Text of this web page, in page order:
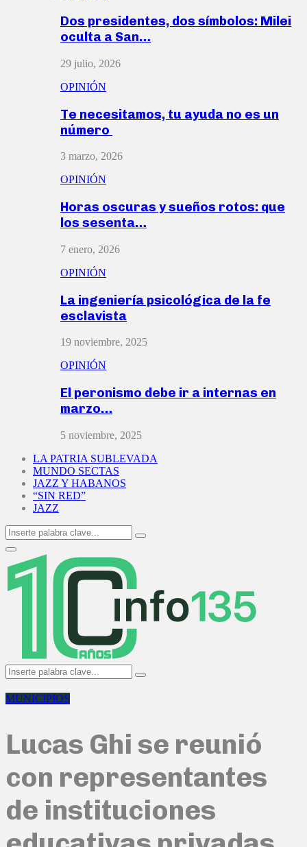
Dos presidentes, dos símbolos: Milei
oculta a San…
29 julio, 2026
OPINIÓN
Te necesitamos, tu ayuda no es un
número
3 marzo, 2026
OPINIÓN
Horas oscuras y sueños rotos: que
los sesenta…
7 enero, 2026
OPINIÓN
La ingeniería psicológica de la fe
esclavista
19 noviembre, 2025
OPINIÓN
El peronismo debe ir a internas en
marzo…
5 noviembre, 2025
LA PATRIA SUBLEVADA
MUNDO SECTAS
JAZZ Y HABANOS
“SIN RED”
JAZZ
Search
for:
Search
Primary
Menu
Search
for:
Search
MUNICIPIOS
Lucas Ghi se reunió
con representantes
de instituciones